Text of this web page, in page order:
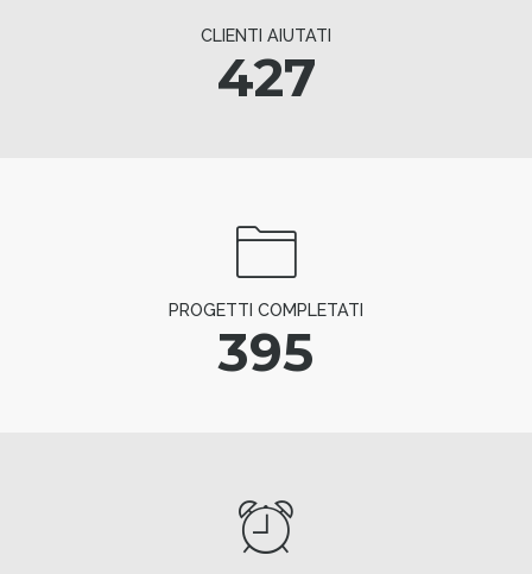
CLIENTI AIUTATI
427
PROGETTI COMPLETATI
395